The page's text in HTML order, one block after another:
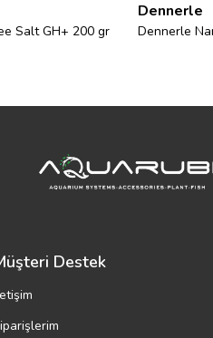
Salt GH+ 200 gr
Dennerle
Dennerle
Destek